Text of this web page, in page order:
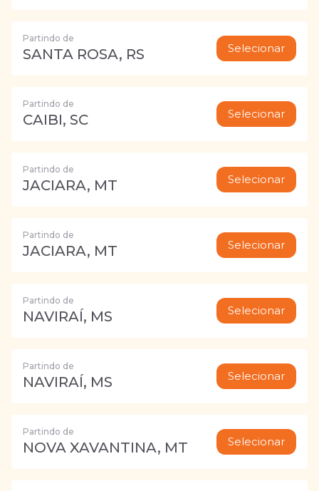
Partindo de
SANTA ROSA, RS Selecionar
Partindo de
CAIBI, SC Selecionar
Partindo de
JACIARA, MT Selecionar
Partindo de
JACIARA, MT Selecionar
Partindo de
NAVIRAÍ, MS Selecionar
Partindo de
NAVIRAÍ, MS Selecionar
Partindo de
NOVA XAVANTINA, MT Selecionar